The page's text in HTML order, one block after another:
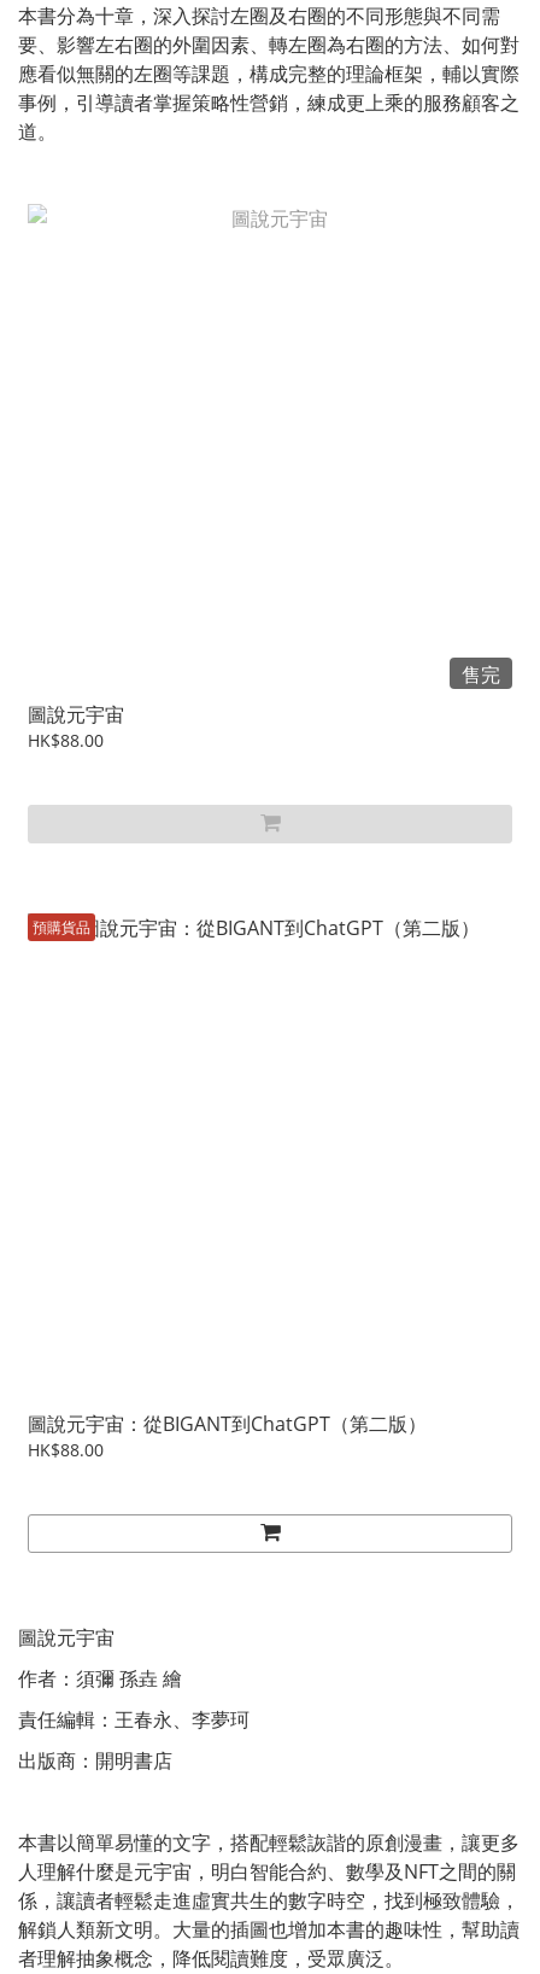
本書分為十章，深入探討左圈及右圈的不同形態與不同需
要、影響左右圈的外圍因素、轉左圈為右圈的方法、如何對
應看似無關的左圈等課題，構成完整的理論框架，輔以實際
事例，引導讀者掌握策略性營銷，練成更上乘的服務顧客之
道。
售完
圖說元宇宙
HK$88.00
預購貨品
圖說元宇宙：從BIGANT到ChatGPT（第二版）
HK$88.00
圖說元宇宙
作者：須彌 孫垚 繪
責任編輯：王春永、李夢珂
出版商：開明書店
本書以簡單易懂的文字，搭配輕鬆詼諧的原創漫畫，讓更多
人理解什麼是元宇宙，明白智能合約、數學及NFT之間的關
係，讓讀者輕鬆走進虛實共生的數字時空，找到極致體驗，
解鎖人類新文明。大量的插圖也增加本書的趣味性，幫助讀
者理解抽象概念，降低閱讀難度，受眾廣泛。